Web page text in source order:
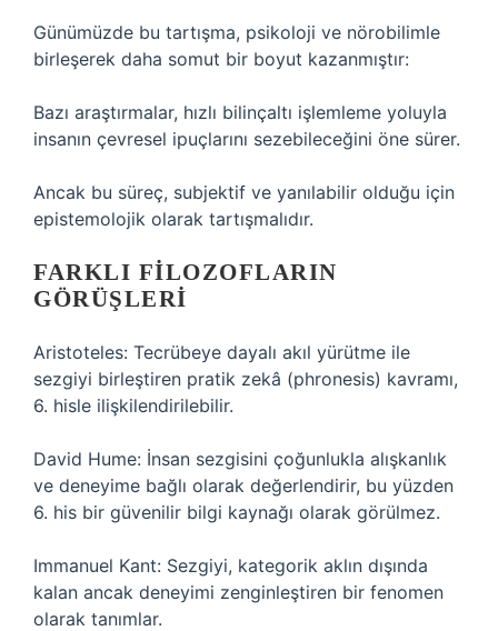
Günümüzde bu tartışma, psikoloji ve nörobilimle
birleşerek daha somut bir boyut kazanmıştır:
Bazı araştırmalar, hızlı bilinçaltı işlemleme yoluyla
insanın çevresel ipuçlarını sezebileceğini öne sürer.
Ancak bu süreç, subjektif ve yanılabilir olduğu için
epistemolojik olarak tartışmalıdır.
FARKLI FILOZOFLARIN
GÖRÜŞLERI
Aristoteles: Tecrübeye dayalı akıl yürütme ile
sezgiyi birleştiren pratik zekâ (phronesis) kavramı,
6. hisle ilişkilendirilebilir.
David Hume: İnsan sezgisini çoğunlukla alışkanlık
ve deneyime bağlı olarak değerlendirir, bu yüzden
6. his bir güvenilir bilgi kaynağı olarak görülmez.
Immanuel Kant: Sezgiyi, kategorik aklın dışında
kalan ancak deneyimi zenginleştiren bir fenomen
olarak tanımlar.